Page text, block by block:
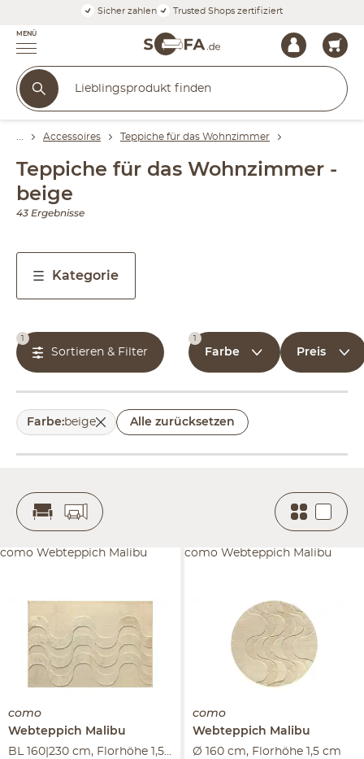
Sicher zahlen Trusted Shops zertifiziert
MENÜ
Accessoires Teppiche für das Wohnzimmer
Teppiche für das Wohnzimmer -
beige
43 Ergebnisse
Kategorie
1
Sortieren & Filter
1
Farbe Preis
Farbe:beige Alle zurücksetzen
como
Webteppich Malibu
BL 160|230 cm, Florhöhe 1,5 cm
como Webteppich Malibu
como
Webteppich Malibu
Ø 160 cm, Florhöhe 1,5 cm
como Webteppich Malibu